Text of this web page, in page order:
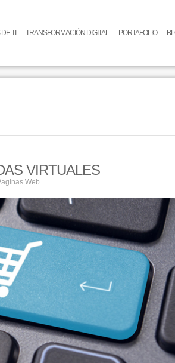
TI TRANSFORMACIÓN DIGITAL PORTAFOLIO
VIRTUALES
Web